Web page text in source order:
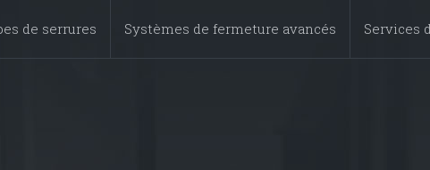
de serrures Systèmes de fermeture avancés Services